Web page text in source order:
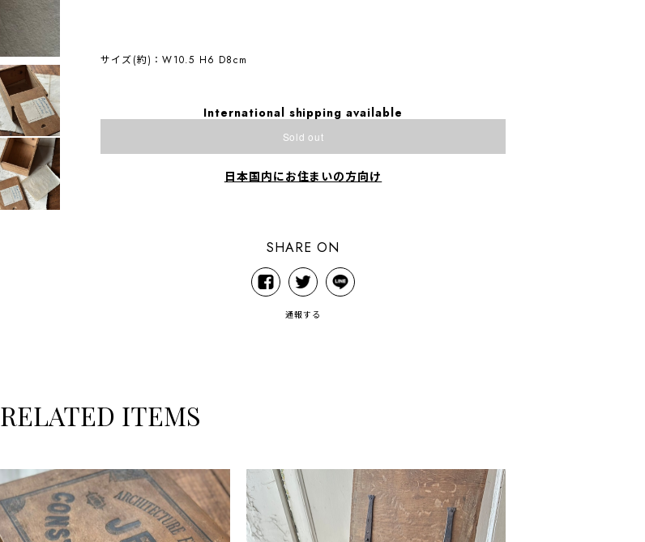
サイズ(約)：W10.5 H6 D8cm
International shipping available
Sold out
日本国内にお住まいの方向け
SHARE ON
通報する
RELATED ITEMS